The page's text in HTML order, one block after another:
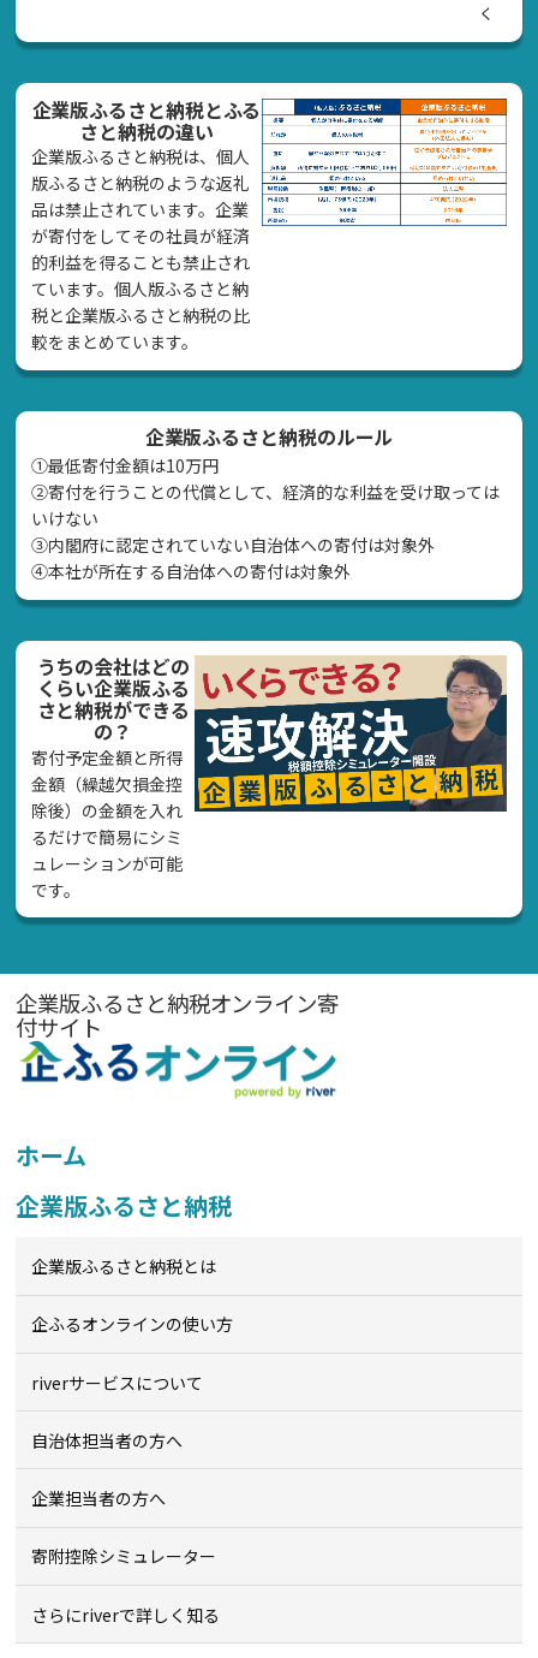
く
企業版ふるさと納税とふる
さと納税の違い
企業版ふるさと納税は、個人
版ふるさと納税のような返礼
品は禁止されています。企業
が寄付をしてその社員が経済
的利益を得ることも禁止され
ています。個人版ふるさと納
税と企業版ふるさと納税の比
較をまとめています。
企業版ふるさと納税のルール
①最低寄付金額は10万円
②寄付を行うことの代償として、経済的な利益を受け取っては
いけない
➂内閣府に認定されていない自治体への寄付は対象外
④本社が所在する自治体への寄付は対象外
うちの会社はどの
くらい企業版ふる
さと納税ができる
の？
寄付予定金額と所得
金額（繰越欠損金控
除後）の金額を入れ
るだけで簡易にシミ
ュレーションが可能
です。
企業版ふるさと納税オンライン寄
付サイト
ホーム
企業版ふるさと納税
企業版ふるさと納税とは
企ふるオンラインの使い方
riverサービスについて
自治体担当者の方へ
企業担当者の方へ
寄附控除シミュレーター
さらにriverで詳しく知る